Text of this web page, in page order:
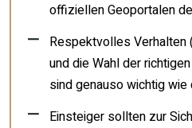
offiziellen Geoportalen
Respektvolles Verhalten
und die Wahl der
sind genauso wichtig wie
Einsteiger sollten zur